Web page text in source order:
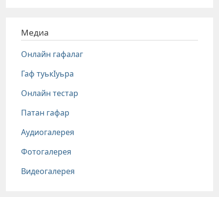
Медиа
Онлайн гафалаг
Гаф туькIуьра
Онлайн тестар
Патан гафар
Аудиогалерея
Фотогалерея
Видеогалерея